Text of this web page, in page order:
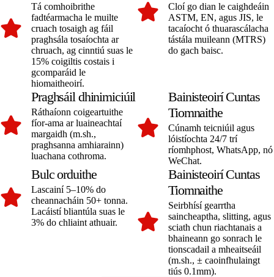
Tá comhoibrithe
fadtéarmacha le muilte
cruach tosaigh ag fáil
praghsála tosaíochta ar
chruach, ag cinntiú suas le
15% coigiltis costais i
gcomparáid le
hiomaitheoirí.
Cloí go dian le caighdeáin
ASTM, EN, agus JIS, le
tacaíocht ó thuarascálacha
tástála muileann (MTRS)
do gach baisc.
Praghsáil dhinimiciúil
Ráthaíonn coigeartuithe
fíor-ama ar luaineachtaí
margaidh (m.sh.,
praghsanna amhiarainn)
luachana cothroma.
Bainisteoirí Cuntas
Tiomnaithe
Cúnamh teicniúil agus
lóistíochta 24/7 trí
ríomhphost, WhatsApp, nó
WeChat.
Bulc orduithe
Lascainí 5–10% do
cheannacháin 50+ tonna.
Lacáistí bliantúla suas le
3% do chliaint athuair.
Bainisteoirí Cuntas
Tiomnaithe
Seirbhísí gearrtha
saincheaptha, slitting, agus
sciath chun riachtanais a
bhaineann go sonrach le
tionscadail a mheaitseáil
(m.sh., ± caoinfhulaingt
tiús 0.1mm).